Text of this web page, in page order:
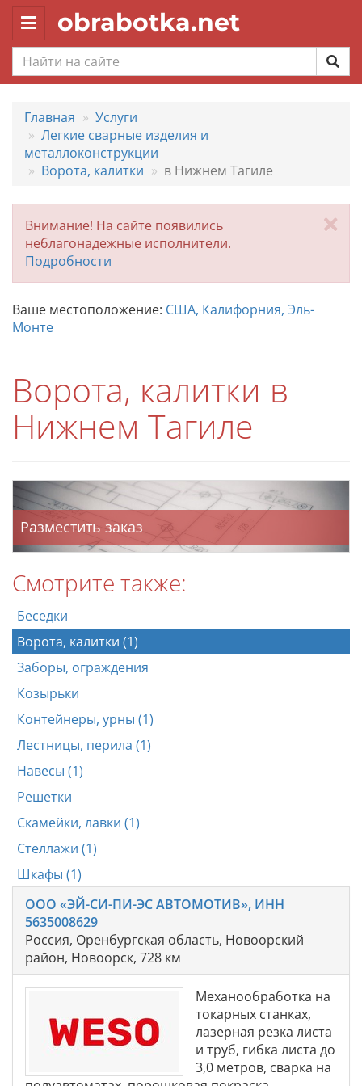
Toggle
navigation
obrabotka.net
Главная
Услуги
Легкие сварные изделия и
металлоконструкции
Ворота, калитки
в Нижнем Тагиле
Внимание! На сайте появились
неблагонадежные исполнители.
Подробности
Ваше местоположение: США, Калифорния, Эль-
Монте
Ворота, калитки в
Нижнем Тагиле
Разместить заказ
Смотрите также:
Беседки
Ворота, калитки (1)
Заборы, ограждения
Козырьки
Контейнеры, урны (1)
Лестницы, перила (1)
Навесы (1)
Решетки
Скамейки, лавки (1)
Стеллажи (1)
Шкафы (1)
ООО «ЭЙ-СИ-ПИ-ЭС АВТОМОТИВ», ИНН
5635008629
Россия, Оренбургская область, Новоорский
район, Новоорск, 728 км
Механообработка на
токарных станках,
лазерная резка листа
и труб, гибка листа до
3,0 метров, сварка на